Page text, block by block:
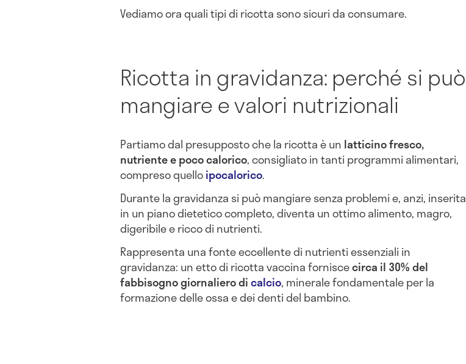
Vediamo ora quali tipi di ricotta sono sicuri da consumare.
Ricotta in gravidanza: perché si può
mangiare e valori nutrizionali
Partiamo dal presupposto che la ricotta è un latticino fresco,
nutriente e poco calorico, consigliato in tanti programmi alimentari,
compreso quelloipocalorico.
Durante la gravidanza si può mangiare senza problemi e, anzi, inserita
in un piano dietetico completo, diventa un ottimo alimento, magro,
digeribile e ricco di nutrienti.
Rappresenta una fonte eccellente di nutrienti essenziali in
gravidanza: un etto di ricotta vaccina forniscecirca il 30% del
fabbisogno giornaliero dicalcio, minerale fondamentale per la
formazione delle ossa e dei denti del bambino.